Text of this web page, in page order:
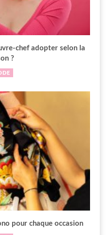
chef adopter selon la
?
pour chaque occasion